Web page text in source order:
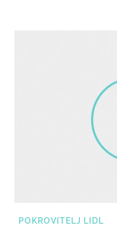
POKROVITELJ LIDL